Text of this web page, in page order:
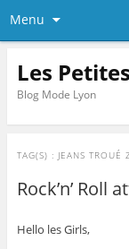
Menu
Les
Blog Mode Lyon
TAG(S) : JEANS TROUÉ
Rock’n’ Roll
Hello les Girls,